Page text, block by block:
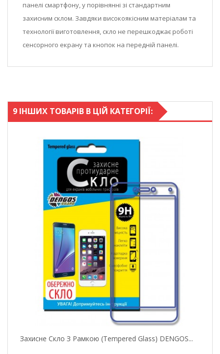
панелі смартфону, у порівнянні зі стандартним
захисним склом. Завдяки високоякісним матеріалам та
технології виготовлення, скло не перешкоджає роботі
сенсорного екрану та кнопок на передній панелі.
9 ІНШИХ ТОВАРІВ В ЦІЙ КАТЕГОРІЇ:
Захисне Скло З Рамкою (Tempered Glass) DENGOS...